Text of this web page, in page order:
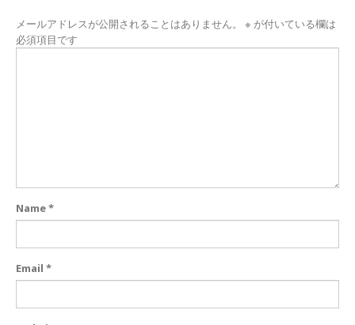
メールアドレスが公開されることはありません。 ※ が付いている欄は
必須項目です
Name*
Email *